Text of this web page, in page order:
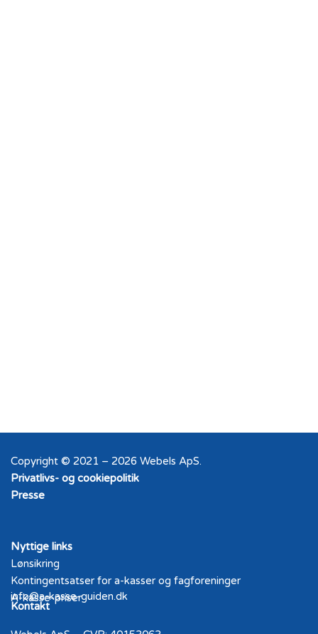
Copyright © 2021 – 2026 Webels ApS.
Privatlivs- og cookiepolitik
Presse
Nyttige links
Lønsikring
Kontingentsatser for a-kasser og fagforeninger
A-kasse-priser
Kontakt
info@a-kasse-guiden.dk